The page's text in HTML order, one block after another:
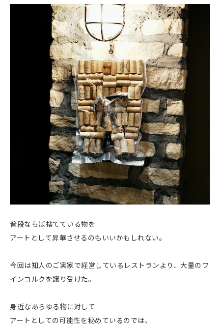
普段ならば捨てている物を
アートとして昇華させるのもいいかもしれない。
今回は知人のご実家で経営しているレストランより、大量のワ
インコルクを譲り受けた。
身近なあらゆる物に対して
アートとしての可能性を秘めているのでは、